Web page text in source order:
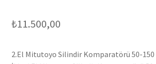
₺11.500,00
2.El Mitutoyo Silindir Komparatörü 50-